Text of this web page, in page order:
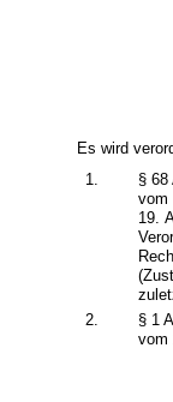
Es wird
1.
§ 68
vom
19.
2.
§ 1
vom